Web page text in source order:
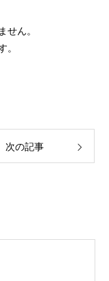
せん。
。
次の記事